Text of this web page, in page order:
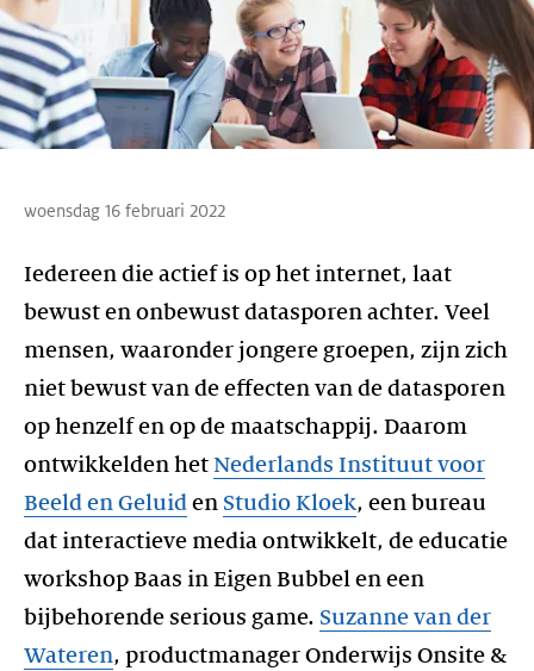
woensdag 16 februari 2022
Iedereen die actief is op het internet, laat
bewust en onbewust datasporen achter. Veel
mensen, waaronder jongere groepen, zijn zich
niet bewust van de effecten van de datasporen
op henzelf en op de maatschappij. Daarom
ontwikkelden het Nederlands Instituut voor
Beeld en Geluid en Studio Kloek, een bureau
dat interactieve media ontwikkelt, de educatie
workshop Baas in Eigen Bubbel en een
bijbehorende serious game. Suzanne van der
Wateren, productmanager Onderwijs Onsite &